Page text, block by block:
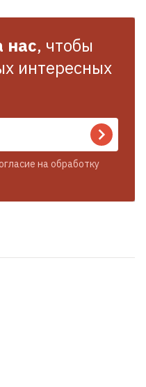
нас, чтобы
интересных
на обработку